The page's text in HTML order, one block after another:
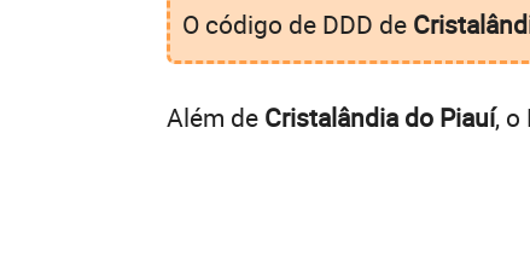
O código de DDD de
Além de Cristalândia do Piauí, o